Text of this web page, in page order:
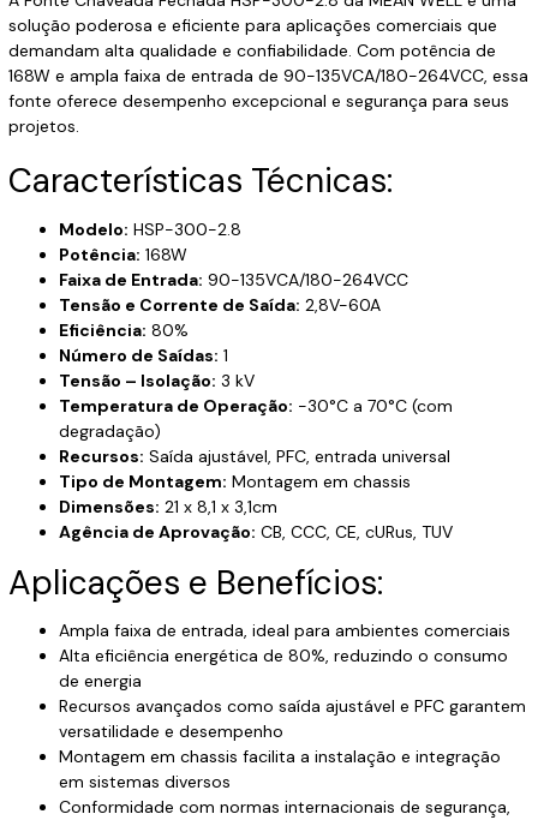
solução poderosa e eficiente para aplicações comerciais que
demandam alta qualidade e confiabilidade. Com potência de
168W e ampla faixa de entrada de 90-135VCA/180-264VCC, essa
fonte oferece desempenho excepcional e segurança para seus
projetos.
Características Técnicas:
Modelo: HSP-300-2.8
Potência: 168W
Faixa de Entrada: 90-135VCA/180-264VCC
Tensão e Corrente de Saída: 2,8V-60A
Eficiência: 80%
Número de Saídas: 1
Tensão – Isolação: 3 kV
Temperatura de Operação: -30°C a 70°C (com
degradação)
Recursos: Saída ajustável, PFC, entrada universal
Tipo de Montagem: Montagem em chassis
Dimensões: 21 x 8,1 x 3,1cm
Agência de Aprovação: CB, CCC, CE, cURus, TUV
Aplicações e Benefícios:
Ampla faixa de entrada, ideal para ambientes comerciais
Alta eficiência energética de 80%, reduzindo o consumo
de energia
Recursos avançados como saída ajustável e PFC garantem
versatilidade e desempenho
Montagem em chassis facilita a instalação e integração
em sistemas diversos
Conformidade com normas internacionais de segurança,